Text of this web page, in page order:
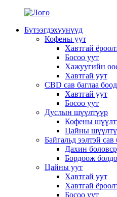
Бүтээгдэхүүнүүд
Кофены уут
Хавтгай
Босоо уут
Хажуугийн
Хавтгай уут
CBD сав баглаа
Хавтгай уут
Босоо уут
Дуслын шүүлтүүр
Кофены
Цайны
Байгальд ээлтэй сав
Дахин
Бордоож
Цайны уут
Хавтгай уут
Хавтгай
Босоо уут